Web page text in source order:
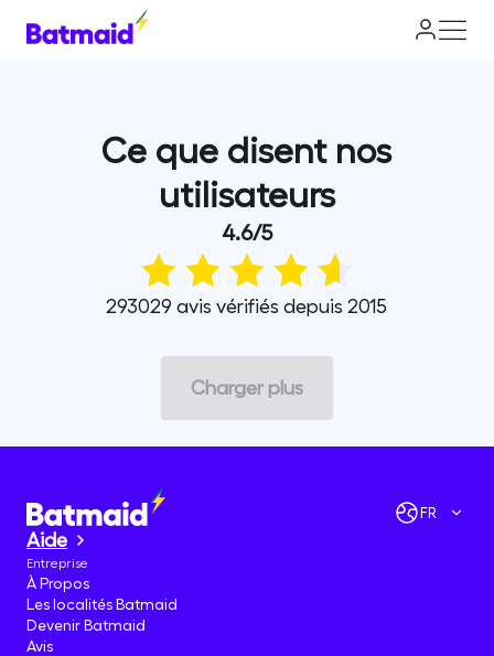
Ce que disent nos
utilisateurs
4.6/5
293029 avis vérifiés depuis 2015
Charger plus
FR
Aide
Entreprise
À Propos
Les localités Batmaid
Devenir Batmaid
Avis